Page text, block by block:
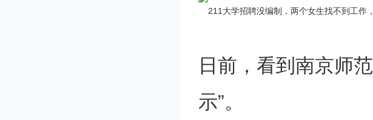
日前，看到南京师
示”。